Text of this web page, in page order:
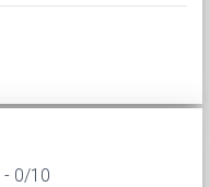
- 0/10